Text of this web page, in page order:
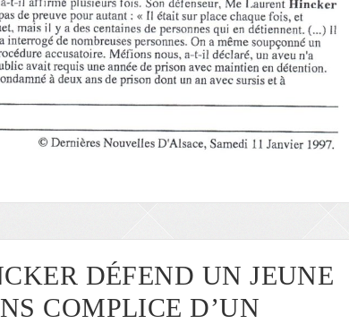
DÉFEND UN JEUNE
COMPLICE D’UN